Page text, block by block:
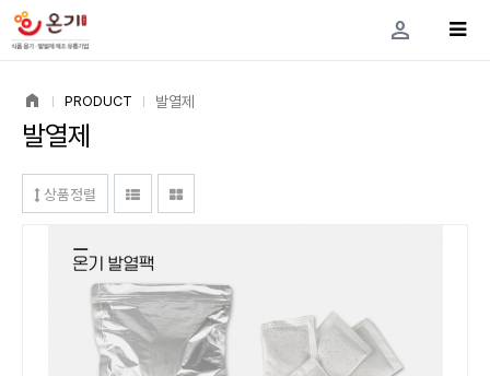
person
home PRODUCT 발열제
발열제
상품정렬